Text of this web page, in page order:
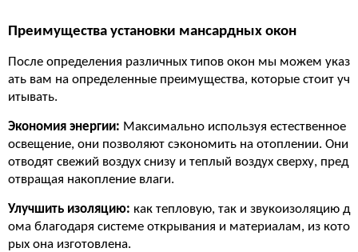
Преимущества установки мансардных окон
После определения различных типов окон мы можем указ
ать вам на определенные преимущества, которые стоит уч
итывать.
Экономия энергии: Максимально используя естественное
освещение, они позволяют сэкономить на отоплении. Они
отводят свежий воздух снизу и теплый воздух сверху, пред
отвращая накопление влаги.
Улучшить изоляцию: как тепловую, так и звукоизоляцию д
ома благодаря системе открывания и материалам, из кото
рых она изготовлена.